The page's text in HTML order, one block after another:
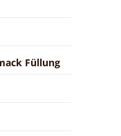
Füllung